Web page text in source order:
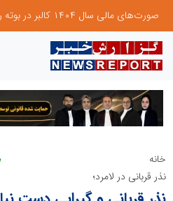
خانه
نذر قربانی در لامرد؛